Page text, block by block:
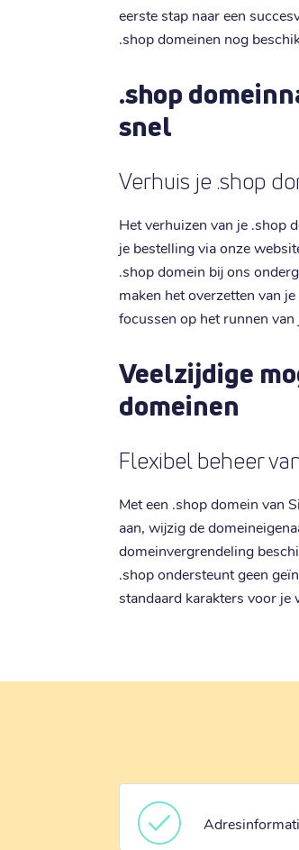
eerste stap naar een
.shop domeinen nog
.shop
snel
Verhuis je .shop
Het verhuizen van je .shop
je bestelling via onze
.shop domein bij ons
maken het overzetten van
focussen op het runnen
Veelzijdige
domeinen
Flexibel beheer
Met een .shop domein van
aan, wijzig de
domeinvergrendeling
.shop ondersteunt geen
standaard karakters voor je